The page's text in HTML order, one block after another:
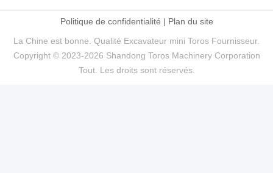
Politique de confidentialité | Plan du site
La Chine est bonne. Qualité Excavateur mini Toros Fournisseur.
Copyright © 2023-2026 Shandong Toros Machinery Corporation
Tout. Les droits sont réservés.